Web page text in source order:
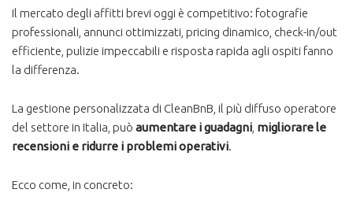
Il mercato degli affitti brevi oggi è competitivo: fotografie
professionali, annunci ottimizzati, pricing dinamico, check-in/out
efficiente, pulizie impeccabili e risposta rapida agli ospiti fanno
la differenza.
La gestione personalizzata di CleanBnB, il più diffuso operatore
del settore in Italia, può aumentare i guadagni migliorare le
recensioni e ridurre i problemi operativi.
Ecco come, in concreto: